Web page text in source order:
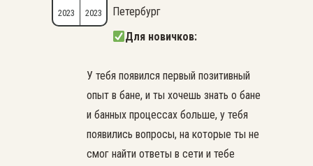
2023 2023
Петербург
Для новичков:
У тебя появился первый позитивный
опыт в бане, и ты хочешь знать о бане
и банных процессах больше, у тебя
появились вопросы, на которые ты не
смог найти ответы в сети и тебе